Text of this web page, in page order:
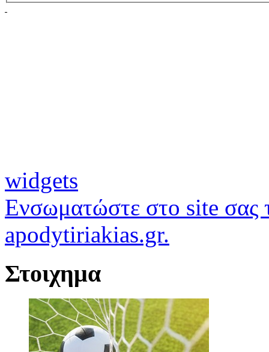
widgets
Ενσωματώστε στο site σας
apodytiriakias.gr.
Στοιχημα